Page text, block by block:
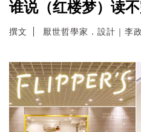
谁说（红楼梦）读
撰文 厭世哲學家．設計｜李